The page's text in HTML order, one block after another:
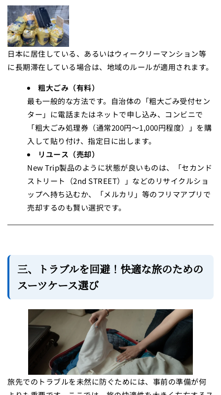
日本に居住している、あるいはウィークリーマンション等
に長期滞在している場合は、地域のルールが適用されます。
粗大ごみ（有料）
最も一般的な方法です。自治体の「粗大ごみ受付セン
ター」に電話またはネットで申し込み、コンビニで
「粗大ごみ処理券（通常200円〜1,000円程度）」を購
入して貼り付け、指定日に出します。
リユース（売却）
New Trip製品のように状態が良いものは、「セカンド
ストリート（2nd STREET）」などのリサイクルショ
ップへ持ち込むか、「メルカリ」等のフリマアプリで
売却するのも賢い選択です。
三、トラブルを回避！快適な旅のための
スーツケース選び
旅先でのトラブルを未然に防ぐためには、事前の準備が何